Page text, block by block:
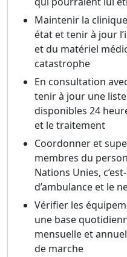
Maintenir la
état et tenir à jour
et du matériel
catastrophe
En consultation
tenir à jour une
disponibles 24
et le traitement
Coordonner et
membres du
Nations Unies,
d’ambulance et le
Vérifier les
une base
mensuelle et
de marche